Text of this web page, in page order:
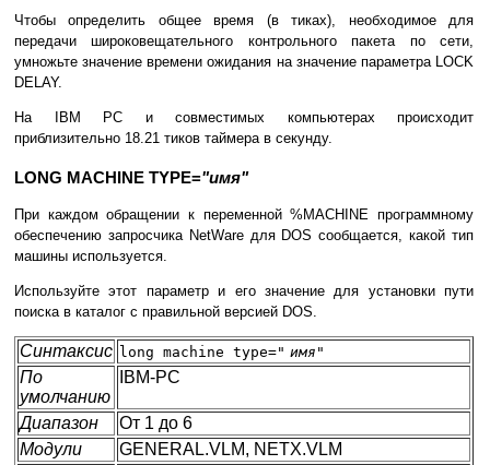
Чтобы определить общее время (в тиках), необходимое для
передачи широковещательного контрольного пакета по сети,
умножьте значение времени ожидания на значение параметра LOCK
DELAY.
На IBM PC и совместимых компьютерах происходит
приблизительно 18.21 тиков таймера в секунду.
LONG MACHINE TYPE="имя"
При каждом обращении к переменной %MACHINE программному
обеспечению запросчика NetWare для DOS сообщается, какой тип
машины используется.
Используйте этот параметр и его значение для установки пути
поиска в каталог с правильной версией DOS.
Синтаксис long machine type=" имя "
По
умолчанию
IBM-PC
Диапазон
От 1 до 6
Модули
GENERAL.VLM, NETX.VLM